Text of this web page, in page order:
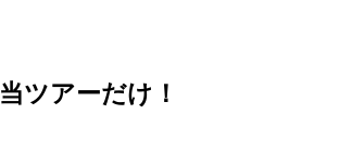
当ツアーだけ ！